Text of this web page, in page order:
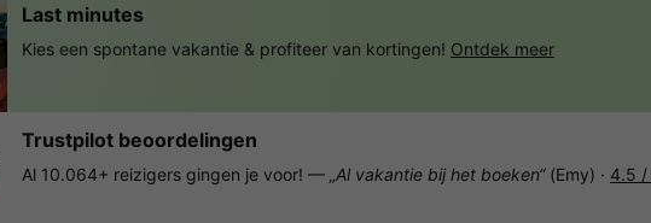
Last minutes
Kies een spontane vakantie & profiteer van kortingen! Ontdek meer
Trustpilot beoordelingen
Al 10.064+ reizigers gingen je voor! — „Al vakantie bij het boeken“(Emy) · 4.5 /